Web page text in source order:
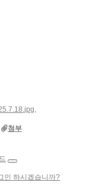
,
첨부
인 하시겠습니까?